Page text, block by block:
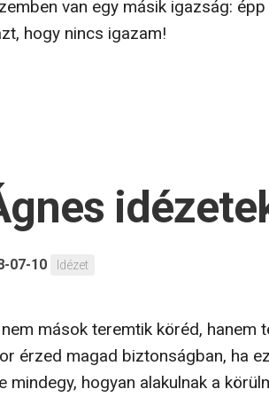
van egy másik igazság:
hogy nincs igazam!
07-10 Idézet
mások teremtik köréd, hanem
érzed magad biztonságban, ha
mindegy, hogyan alakulnak a